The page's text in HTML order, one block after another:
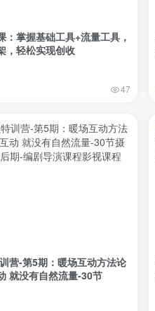
：掌握基础工具+流量工具，
，轻松实现创收
47
营-第5期：暖场互动方法论
就没有自然流量-30节